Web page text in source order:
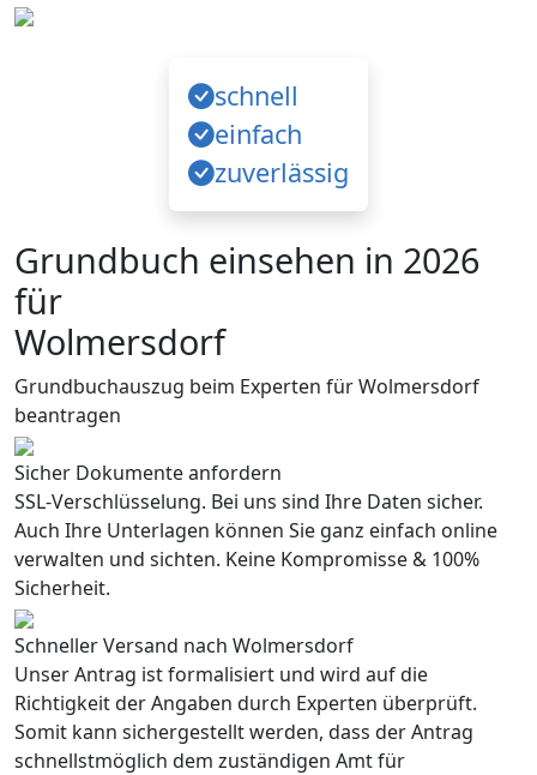
schnell
einfach
zuverlässig
Grundbuch einsehen in 2026
für
Wolmersdorf
Grundbuchauszug beim Experten für Wolmersdorf
beantragen
Sicher Dokumente anfordern
SSL-Verschlüsselung. Bei uns sind Ihre Daten sicher.
Auch Ihre Unterlagen können Sie ganz einfach online
verwalten und sichten. Keine Kompromisse & 100%
Sicherheit.
Schneller Versand nach Wolmersdorf
Unser Antrag ist formalisiert und wird auf die
Richtigkeit der Angaben durch Experten überprüft.
Somit kann sichergestellt werden, dass der Antrag
schnellstmöglich dem zuständigen Amt für